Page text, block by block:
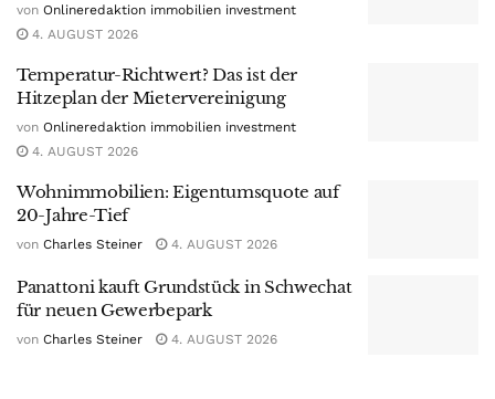
von Onlineredaktion immobilien investment
4. AUGUST 2026
Temperatur-Richtwert? Das ist der
Hitzeplan der Mietervereinigung
von Onlineredaktion immobilien investment
4. AUGUST 2026
Wohnimmobilien: Eigentumsquote auf
20-Jahre-Tief
von Charles Steiner 4. AUGUST 2026
Panattoni kauft Grundstück in Schwechat
für neuen Gewerbepark
von Charles Steiner 4. AUGUST 2026